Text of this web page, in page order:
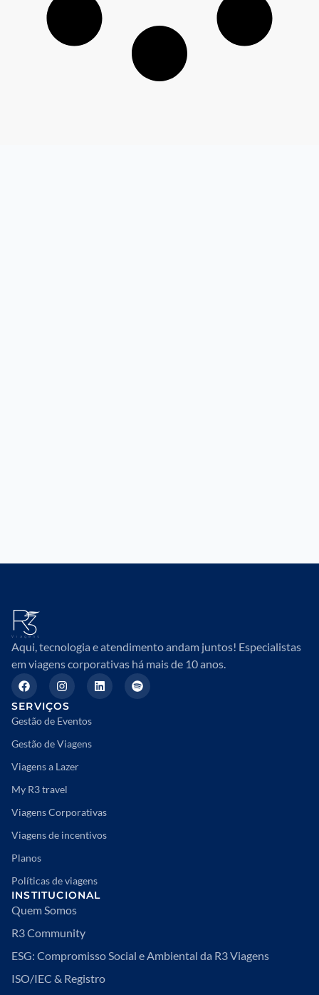
Aqui, tecnologia e atendimento andam juntos! Especialistas
em viagens corporativas há mais de 10 anos.
SERVIÇOS
Gestão de Eventos
Gestão de Viagens
Viagens a Lazer
My R3 travel
Viagens Corporativas
Viagens de incentivos
Planos
Políticas de viagens
INSTITUCIONAL
Quem Somos
R3 Community
ESG: Compromisso Social e Ambiental da R3 Viagens
ISO/IEC & Registro